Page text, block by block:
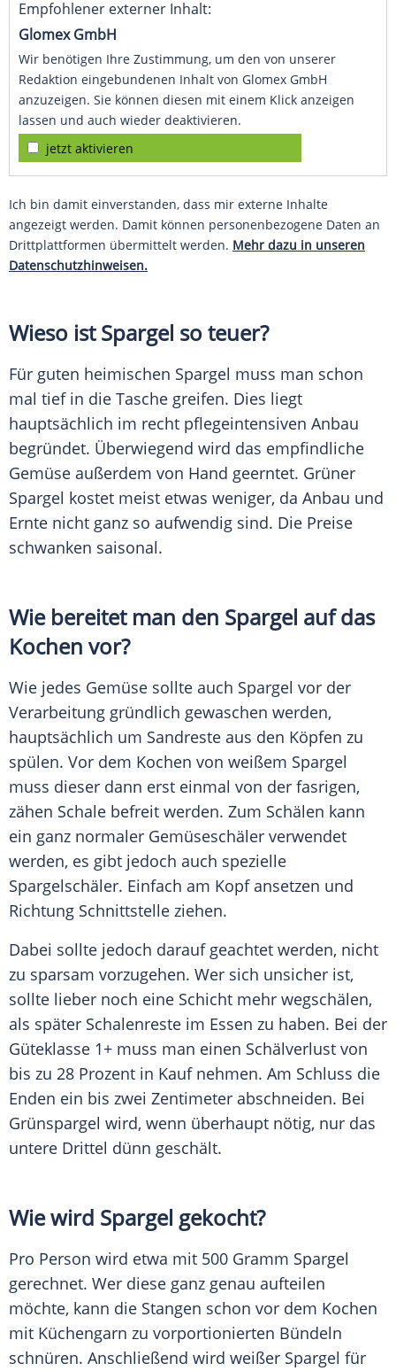
Empfohlener externer Inhalt:
Glomex GmbH
Wir benötigen Ihre Zustimmung, um den von unserer
Redaktion eingebundenen Inhalt von Glomex GmbH
anzuzeigen. Sie können diesen mit einem Klick anzeigen
lassen und auch wieder deaktivieren.
jetzt aktivieren
Ich bin damit einverstanden, dass mir externe Inhalte
angezeigt werden. Damit können personenbezogene Daten an
Drittplattformen übermittelt werden. Mehr dazu in unseren
Datenschutzhinweisen.
Wieso istSpargel so teuer?
Für guten heimischen Spargel muss man schon
mal tief in die Tasche greifen. Dies liegt
hauptsächlich im recht pflegeintensiven Anbau
begründet. Überwiegend wird das empfindliche
Gemüse außerdem von Hand geerntet. Grüner
Spargel kostet meist etwas weniger, da Anbau und
Ernte nicht ganz so aufwendig sind. Die Preise
schwanken saisonal.
Wie bereitet man den Spargel auf das
Kochen vor?
Wie jedes Gemüse sollte auch Spargel vor der
Verarbeitung gründlich gewaschen werden,
hauptsächlich um Sandreste aus den Köpfen zu
spülen. Vor dem Kochen von weißem Spargel
muss dieser dann erst einmal von der fasrigen,
zähen Schale befreit werden. Zum Schälen kann
ein ganz normaler Gemüseschäler verwendet
werden, es gibt jedoch auch spezielle
Spargelschäler. Einfach am Kopf ansetzen und
Richtung Schnittstelle ziehen.
Dabei sollte jedoch darauf geachtet werden, nicht
zu sparsam vorzugehen. Wer sich unsicher ist,
sollte lieber noch eine Schicht mehr wegschälen,
als später Schalenreste im Essen zu haben. Bei der
Güteklasse 1+ muss man einen Schälverlust von
bis zu 28 Prozent in Kauf nehmen. Am Schluss die
Enden ein bis zwei Zentimeter abschneiden. Bei
Grünspargel wird, wenn überhaupt nötig, nur das
untere Drittel dünn geschält.
Wie wird Spargel gekocht?
Pro Person wird etwa mit 500 Gramm Spargel
gerechnet. Wer diese ganz genau aufteilen
möchte, kann die Stangen schon vor dem Kochen
mit Küchengarn zu vorportionierten Bündeln
schnüren. Anschließend wird weißer Spargel für